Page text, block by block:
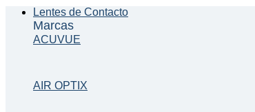
Lentes de Contacto
Marcas
ACUVUE
AIR OPTIX